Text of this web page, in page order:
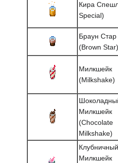
Кира
Special)
Браун Стар
(Brown Star)
Милкшейк
(Milkshake)
Милкшейк
(Chocolate
Milkshake)
Клубничный
Милкшейк